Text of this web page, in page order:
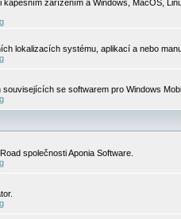
zařízením a Windows, MacOS,
lokalizacích systému, aplikací a nebo
se softwarem pro Windows
společnosti Aponia Software.